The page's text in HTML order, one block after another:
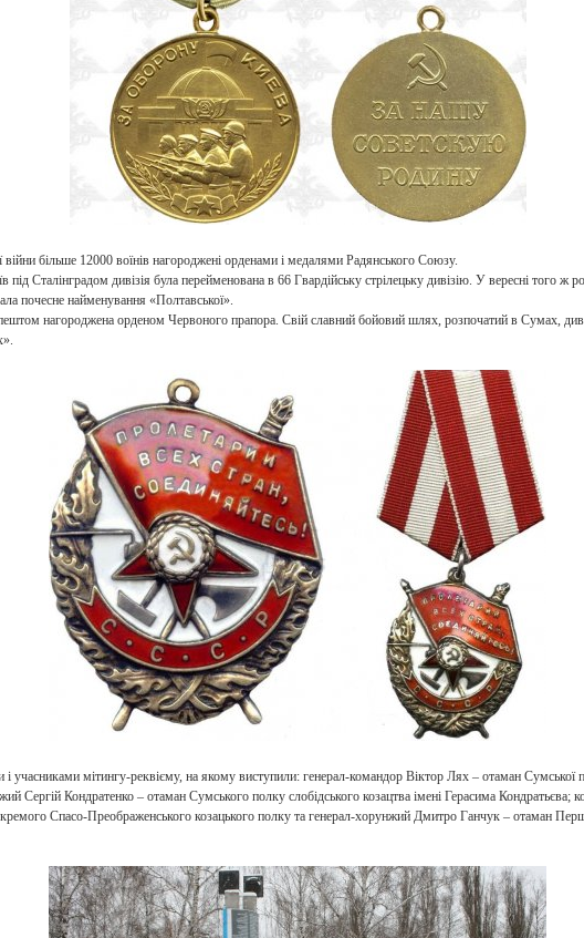
війни більше 12000 воїнів нагороджені орденами і медалями Радянського Союзу.
під Сталінградом дивізія була перейменована в 66 Гвардійську стрілецьку дивізію. У вересні того ж
почесне найменування «Полтавської».
нагороджена орденом Червоного прапора. Свій славний бойовий шлях, розпочатий в Сумах,
і учасниками мітингу-реквієму, на якому виступили: генерал-командор Віктор Лях – отаман
Сергій Кондратенко – отаман Сумського полку слобідського козацтва імені Герасима Кондратьєва;
Спасо-Преображенського козацького полку та генерал-хорунжий Дмитро Ганчук – отаман